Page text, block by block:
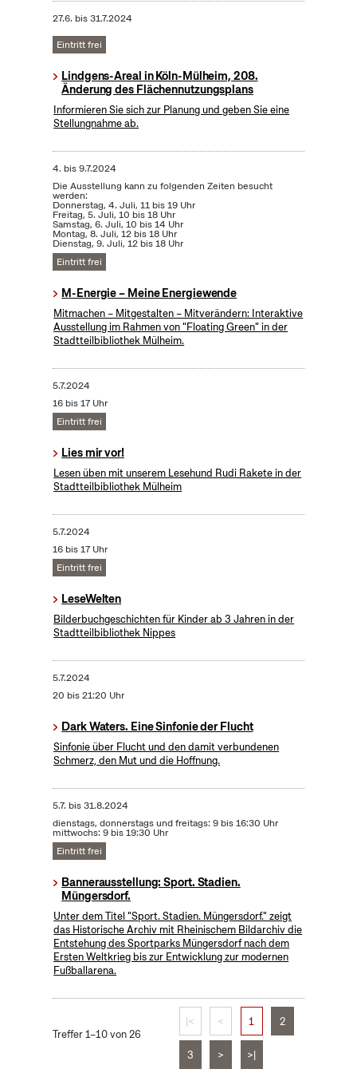
27.6. bis31.7.2024
Eintritt frei
Lindgens-Areal in Köln-Mülheim, 208.
Änderung des Flächennutzungsplans
Informieren Sie sich zur Planung und geben Sie eine
Stellungnahme ab.
4. bis9.7.2024
Die Ausstellung kann zu folgenden Zeiten besucht
werden:
Donnerstag, 4. Juli, 11 bis 19 Uhr
Freitag, 5. Juli, 10 bis 18 Uhr
Samstag, 6. Juli, 10 bis 14 Uhr
Montag, 8. Juli, 12 bis 18 Uhr
Dienstag, 9. Juli, 12 bis 18 Uhr
Eintritt frei
M-Energie – Meine Energiewende
Mitmachen – Mitgestalten – Mitverändern: Interaktive
Ausstellung im Rahmen von "Floating Green" in der
Stadtteilbibliothek Mülheim.
5.7.2024
16 bis 17 Uhr
Eintritt frei
Lies mir vor!
Lesen üben mit unserem Lesehund Rudi Rakete in der
Stadtteilbibliothek Mülheim
5.7.2024
16 bis 17 Uhr
Eintritt frei
LeseWelten
Bilderbuchgeschichten für Kinder ab 3 Jahren in der
Stadtteilbibliothek Nippes
5.7.2024
20 bis 21:20 Uhr
Dark Waters. Eine Sinfonie der Flucht
Sinfonie über Flucht und den damit verbundenen
Schmerz, den Mut und die Hoffnung.
5.7. bis31.8.2024
dienstags, donnerstags und freitags: 9 bis 16:30 Uhr
mittwochs: 9 bis 19:30 Uhr
Eintritt frei
Bannerausstellung: Sport. Stadien.
Müngersdorf.
Unter dem Titel "Sport. Stadien. Müngersdorf." zeigt
das Historische Archiv mit Rheinischem Bildarchiv die
Entstehung des Sportparks Müngersdorf nach dem
Ersten Weltkrieg bis zur Entwicklung zur modernen
Fußballarena.
Treffer 1–10 von 26
|< < 1 2
3 > >|